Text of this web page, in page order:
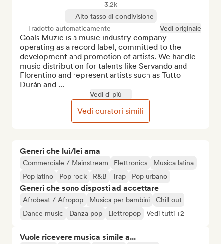
Generi che lui/lei ama
Commerciale / Mainstream Elettronica
Musica latina
Pop latino
Pop rock R&B Trap Pop urbano
Generi che sono disposti ad accettare
Afrobeat / Afropop Musica per bambini
Chill out
Dance music
Danza pop Elettropop Vedi tutti +2
Vuole ricevere musica simile a...
3.2k
Alto tasso di condivisione
Tradotto automaticamente
Vedi originale
Goals Muzic is a music industry company
operating as a record label, committed to the
development and promotion of artists. We handle
music distribution for talents like Servando and
Florentino and represent artists such as Tutto
Durán and ...
Vedi di più
Vedi curatori simili